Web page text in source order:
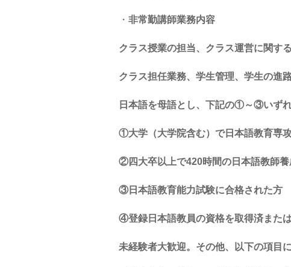
・ 非常勤講師業務内容
クラス授業の担当、クラス運営に関す
クラス担任業務、学生管理、学生の進
日本語を母語とし、下記の①～③いず
①大学（大学院含む）で日本語教育専
②四大卒以上で420時間の日本語教師
③日本語教育能力試験に合格された方
④登録日本語教員の資格を取得済また
未経験者大歓迎。その他、以下の項目